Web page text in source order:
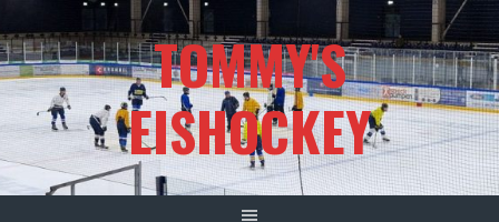
zum
Inhalt
TOMMY'S
EISHOCKEY